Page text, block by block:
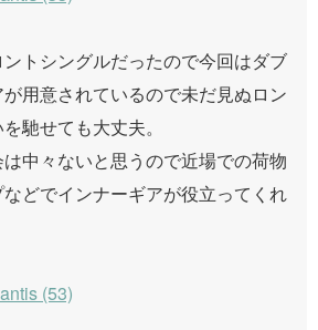
トシングルだったので今回はダブ
用意されているので未だ見ぬロン
馳せても大丈夫。
中々ないと思うので近場での荷物
どでインナーギアが役立ってくれ